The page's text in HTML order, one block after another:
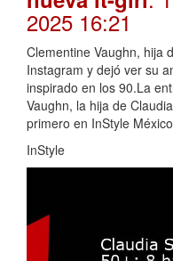
2025 16:21
Clementine Vaughn, hija
Instagram y dejó ver su
inspirado en los 90.La
Vaughn, la hija de
primero en InStyle
InStyle